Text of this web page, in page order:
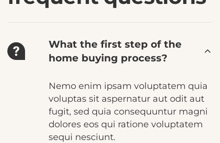
What the first step of the
home buying process?
Nemo enim ipsam voluptatem quia
voluptas sit aspernatur aut odit aut
fugit, sed quia consequuntur magni
dolores eos qui ratione voluptatem
sequi nesciunt.